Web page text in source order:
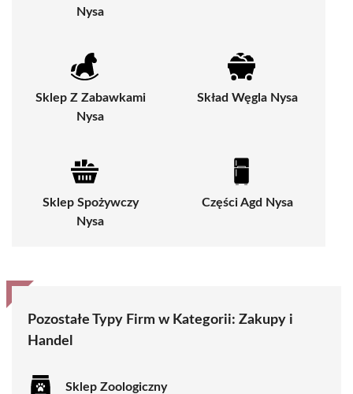
Nysa
Sklep Z Zabawkami
Nysa
Skład Węgla Nysa
Sklep Spożywczy
Nysa
Części Agd Nysa
Pozostałe Typy Firm w Kategorii: Zakupy i
Handel
Sklep Zoologiczny